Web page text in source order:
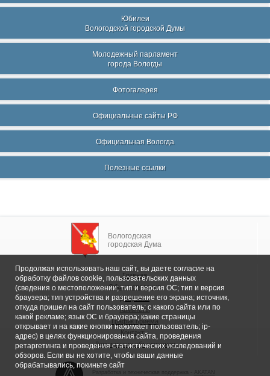
Юбилеи
Вологодской городской Думы
Молодежный парламент
города Вологды
Фотогалерея
Официальные сайты РФ
Официальная Вологда
Полезные ссылки
Вологодская
городская Дума
Главная
Общие сведения
Депутаты
Комитеты
График приема
Контакты
Депутатские объединения
Продолжая использовать наш сайт, вы даете согласие на
обработку файлов cookie, пользовательских данных
(сведения о местоположении; тип и версия ОС; тип и версия
браузера; тип устройства и разрешение его экрана; источник,
откуда пришел на сайт пользователь; с какого сайта или по
какой рекламе; язык ОС и браузера; какие страницы
открывает и на какие кнопки нажимает пользователь; ip-
адрес) в целях функционирования сайта, проведения
ретаргетинга и проведения статистических исследований и
обзоров. Если вы не хотите, чтобы ваши данные
обрабатывались, покиньте сайт